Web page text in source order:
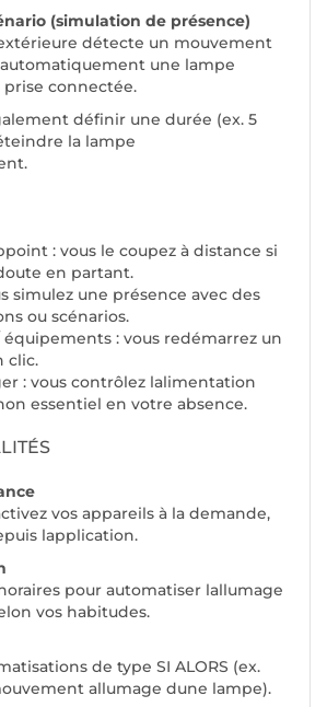
(simulation de présence)
détecte un mouvement
une lampe
prise connectée.
définir une durée (ex. 5
la lampe
: vous le coupez à distance si
en partant.
simulez une présence avec des
ou scénarios.
: vous redémarrez un
clic.
: vous contrôlez lalimentation
essentiel en votre absence.
vos appareils à la demande,
lapplication.
pour automatiser lallumage
vos habitudes.
de type SI ALORS (ex.
allumage dune lampe).